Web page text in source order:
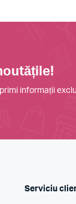
informații
Serviciu